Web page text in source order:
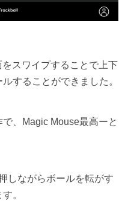
スワイプすることで上下
することができました。
、Magic Mouse最高ーと
しながらボールを転がす
。